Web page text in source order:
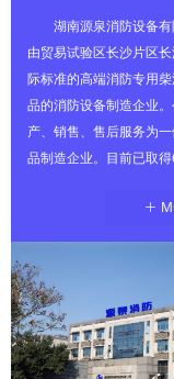
湖南源泉消防设备有
由贸易试验区长沙片区
际标准的高端消防专用
品的消防设备制造企业
产、销售、售后服务为
品制造企业。目前已取
型中小企业称号，2024
系认证。自行设计建造的
了美国 UL 公司的目击试
过美国 UL50/UL50E 认
售。消防专用柴油机样
国际认证中，产品符合
ꄶ